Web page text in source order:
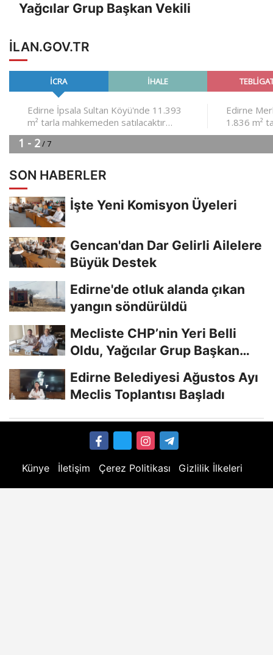
Yağcılar Grup Başkan Vekili
ILAN.GOV.TR
SON HABERLER
İşte Yeni Komisyon Üyeleri
Gencan'dan Dar Gelirli Ailelere
Büyük Destek
Edirne'de otluk alanda çıkan
yangın söndürüldü
Mecliste CHP’nin Yeri Belli
Oldu, Yağcılar Grup Başkan
Edirne Belediyesi Ağustos Ayı
Meclis Toplantısı Başladı
Künye İletişim Çerez Politikası Gizlilik İlkeleri